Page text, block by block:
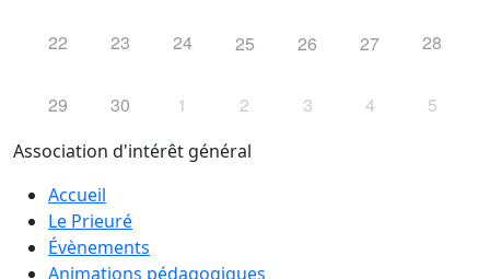
22 23 24 25 26 27 28
29 30 1 2 3 4 5
Association d'intérêt général
Accueil
Le Prieuré
Évènements
Animations pédagogiques